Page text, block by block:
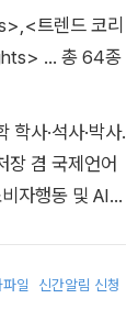
, and T
in many c
such a
an advisor on
City Co
활발한 연구활
른아홉』, 〈대
KBS1 라디오
수행하고 있다.
at CTC.
and PhD d
focuse
integ
,<트렌드 코리
… 총 64종
학사·석사·박사.
장 겸 국제언어
자행동 및 AI기
코로나가 시장
일 신간알림 신청